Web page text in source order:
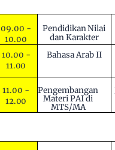
09.00 -
10.00
PendidikanNilai
danKarakter
10.00 -
11.00
BahasaArabII
11.00 -
12.00
Pengembangan
Materi PAI di
MTS/MA